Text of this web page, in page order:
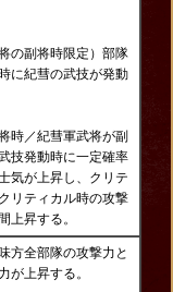
の副将時限定）部隊
に紀彗の武技が発動
時／紀彗軍武将が副
技発動時に一定確率
気が上昇し、クリテ
リティカル時の攻撃
上昇する。
方全部隊の攻撃力と
が上昇する。